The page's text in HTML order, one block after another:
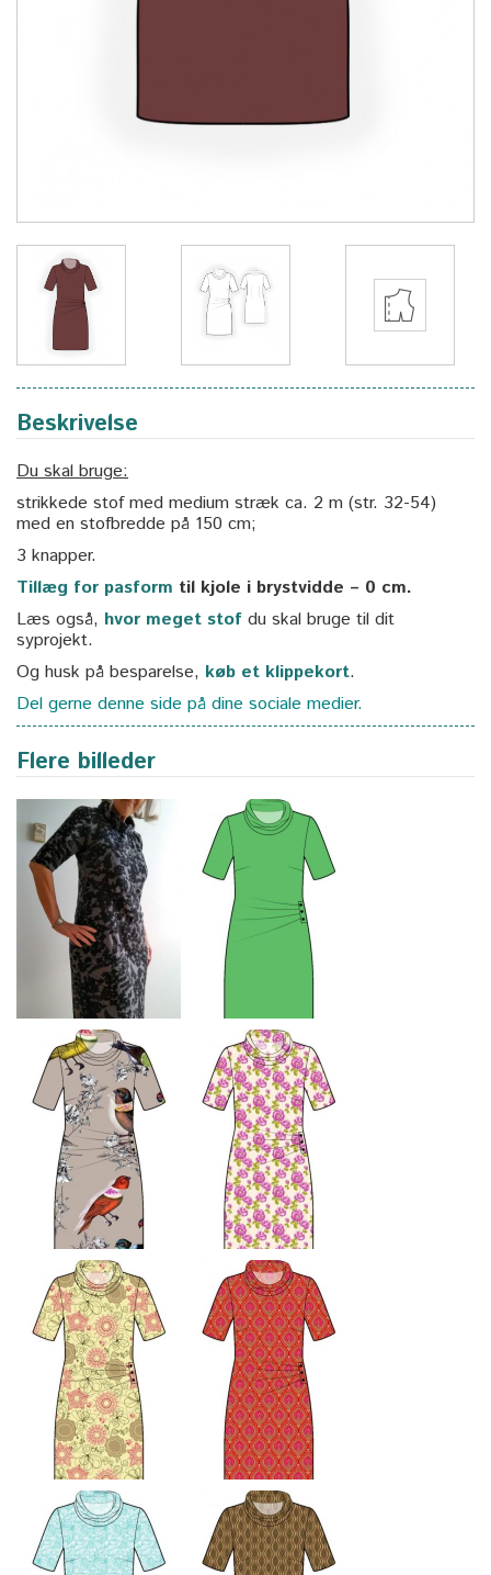
Beskrivelse
Du skal bruge:
strikkede stof med medium stræk ca. 2 m (str. 32-54)
med en stofbredde på 150 cm;
3 knapper.
Tillæg for pasform til kjole i brystvidde – 0 cm.
Læs også, hvor meget stof du skal bruge til dit
syprojekt.
Og husk på besparelse, køb et klippekort.
Del gerne denne side på dine sociale medier.
Flere billeder